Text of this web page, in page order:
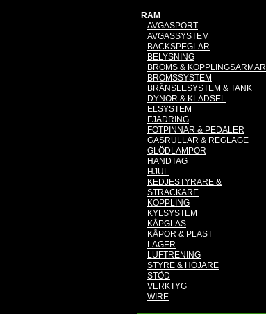
RAM
AVGASPORT
AVGASSYSTEM
BACKSPEGLAR
BELYSNING
BROMS & KOPPLINGSARMAR
BROMSSYSTEM
BRÄNSLESYSTEM & TANK
DYNOR & KLÄDSEL
ELSYSTEM
FJÄDRING
FOTPINNAR & PEDALER
GASRULLAR & REGLAGE
GLÖDLAMPOR
HANDTAG
HJUL
KEDJESTYRARE &
STRÄCKARE
KOPPLING
KYLSYSTEM
KÅPGLAS
KÅPOR & PLAST
LAGER
LUFTRENING
STYRE & HÖJARE
STÖD
VERKTYG
WIRE